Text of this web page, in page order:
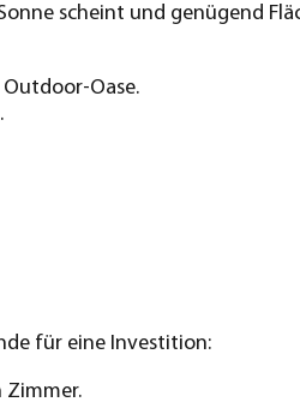
scheint und genügend
Outdoor-Oase.
für eine Investition:
Zimmer.